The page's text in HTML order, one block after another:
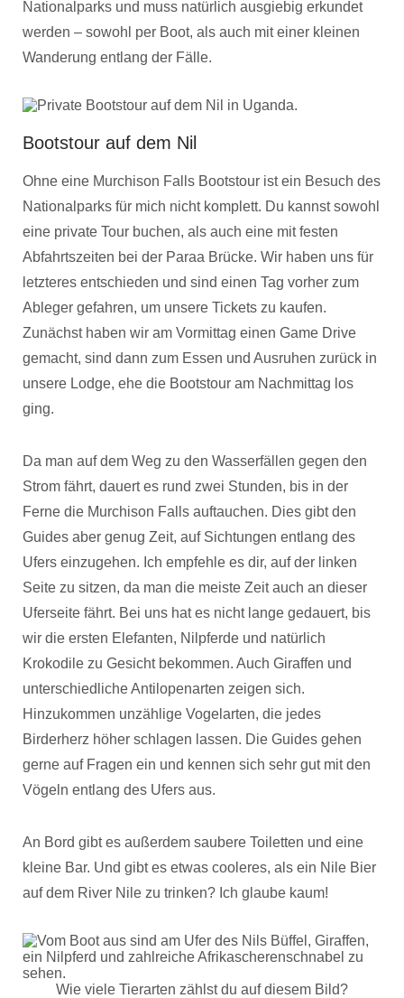
Nationalparks und muss natürlich ausgiebig erkundet
werden – sowohl per Boot, als auch mit einer kleinen
Wanderung entlang der Fälle.
Bootstour auf dem Nil
Ohne eine Murchison Falls Bootstour ist ein Besuch des
Nationalparks für mich nicht komplett. Du kannst sowohl
eine private Tour buchen, als auch eine mit festen
Abfahrtszeiten bei der Paraa Brücke. Wir haben uns für
letzteres entschieden und sind einen Tag vorher zum
Ableger gefahren, um unsere Tickets zu kaufen.
Zunächst haben wir am Vormittag einen Game Drive
gemacht, sind dann zum Essen und Ausruhen zurück in
unsere Lodge, ehe die Bootstour am Nachmittag los
ging.
Da man auf dem Weg zu den Wasserfällen gegen den
Strom fährt, dauert es rund zwei Stunden, bis in der
Ferne die Murchison Falls auftauchen. Dies gibt den
Guides aber genug Zeit, auf Sichtungen entlang des
Ufers einzugehen. Ich empfehle es dir, auf der linken
Seite zu sitzen, da man die meiste Zeit auch an dieser
Uferseite fährt. Bei uns hat es nicht lange gedauert, bis
wir die ersten Elefanten, Nilpferde und natürlich
Krokodile zu Gesicht bekommen. Auch Giraffen und
unterschiedliche Antilopenarten zeigen sich.
Hinzukommen unzählige Vogelarten, die jedes
Birderherz höher schlagen lassen. Die Guides gehen
gerne auf Fragen ein und kennen sich sehr gut mit den
Vögeln entlang des Ufers aus.
An Bord gibt es außerdem saubere Toiletten und eine
kleine Bar. Und gibt es etwas cooleres, als ein Nile Bier
auf dem River Nile zu trinken? Ich glaube kaum!
Wie viele Tierarten zählst du auf diesem Bild?